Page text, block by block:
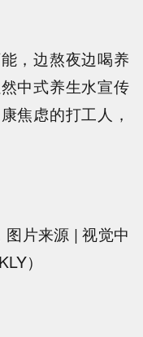
，边熬夜边喝养
中式养生水宣传
焦虑的打工人，
图片来源 | 视觉中
）